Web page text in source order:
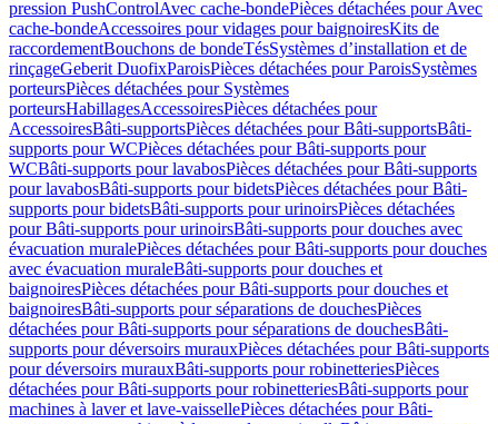
pression PushControlAvec cache-bondePièces détachées pour Avec
cache-bondeAccessoires pour vidages pour baignoiresKits de
raccordementBouchons de bondeTésSystèmes d’installation et de
rinçageGeberit DuofixParoisPièces détachées pour ParoisSystèmes
porteursPièces détachées pour Systèmes
porteursHabillagesAccessoiresPièces détachées pour
AccessoiresBâti-supportsPièces détachées pour Bâti-supportsBâti-
supports pour WCPièces détachées pour Bâti-supports pour
WCBâti-supports pour lavabosPièces détachées pour Bâti-supports
pour lavabosBâti-supports pour bidetsPièces détachées pour Bâti-
supports pour bidetsBâti-supports pour urinoirsPièces détachées
pour Bâti-supports pour urinoirsBâti-supports pour douches avec
évacuation muralePièces détachées pour Bâti-supports pour douches
avec évacuation muraleBâti-supports pour douches et
baignoiresPièces détachées pour Bâti-supports pour douches et
baignoiresBâti-supports pour séparations de douchesPièces
détachées pour Bâti-supports pour séparations de douchesBâti-
supports pour déversoirs murauxPièces détachées pour Bâti-supports
pour déversoirs murauxBâti-supports pour robinetteriesPièces
détachées pour Bâti-supports pour robinetteriesBâti-supports pour
machines à laver et lave-vaissellePièces détachées pour Bâti-